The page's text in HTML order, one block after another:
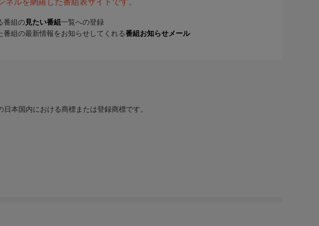
番組の 見たい番組 一覧への登録
番組の最新情報をお知らせしてくれる番組お知らせメール
本国内における商標または登録商標です。